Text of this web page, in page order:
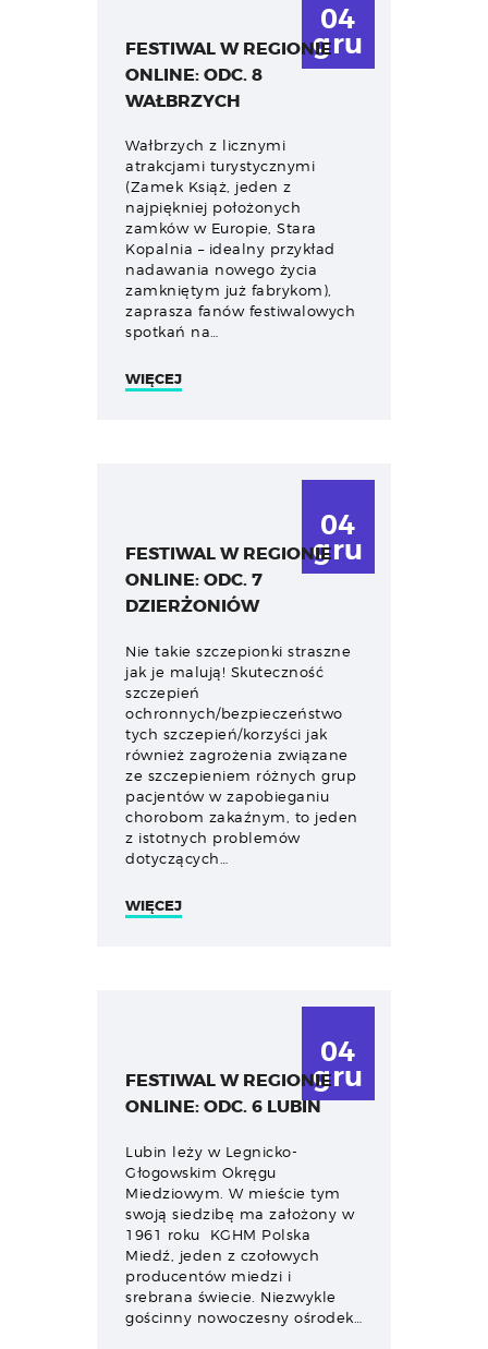
04
gru
FESTIWAL W REGIONIE
ONLINE: ODC. 8
WAŁBRZYCH
Wałbrzych z licznymi
atrakcjami turystycznymi
(Zamek Książ, jeden z
najpiękniej położonych
zamków w Europie, Stara
Kopalnia – idealny przykład
nadawania nowego życia
zamkniętym już fabrykom),
zaprasza fanów festiwalowych
spotkań na…
WIĘCEJ
04
gru
FESTIWAL W REGIONIE
ONLINE: ODC. 7
DZIERŻONIÓW
Nie takie szczepionki straszne
jak je malują! Skuteczność
szczepień
ochronnych/bezpieczeństwo
tych szczepień/korzyści jak
również zagrożenia związane
ze szczepieniem różnych grup
pacjentów w zapobieganiu
chorobom zakaźnym, to jeden
z istotnych problemów
dotyczących…
WIĘCEJ
04
gru
FESTIWAL W REGIONIE
ONLINE: ODC. 6 LUBIN
Lubin leży w Legnicko-
Głogowskim Okręgu
Miedziowym. W mieście tym
swoją siedzibę ma założony w
1961 roku KGHM Polska
Miedź, jeden z czołowych
producentów miedzi i
srebrana świecie. Niezwykle
gościnny nowoczesny ośrodek…